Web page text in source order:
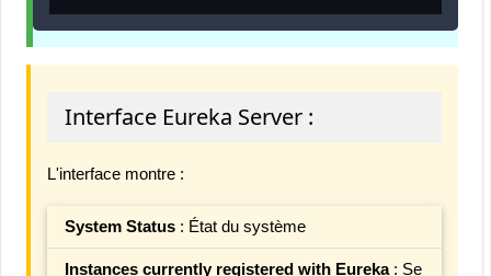
Interface Eureka Server :
L'interface montre :
System Status: État du système
Instances currently registered with Eureka: Se